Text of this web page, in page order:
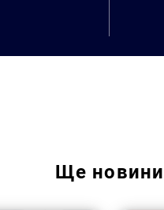
Ще новини